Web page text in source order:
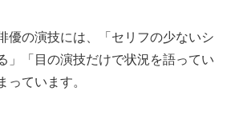
優の演技には、「セリフの少ないシ
」「目の演技だけで状況を語ってい
っています。